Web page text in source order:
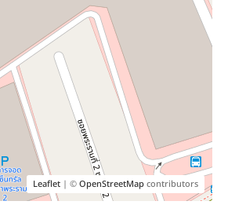
Leaflet| ©OpenStreetMapcontributors